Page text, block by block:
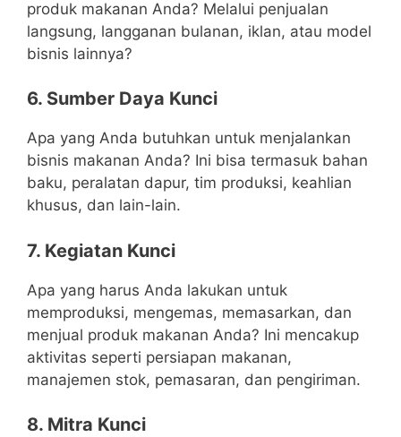
produk makanan Anda? Melalui penjualan
langsung, langganan bulanan, iklan, atau model
bisnis lainnya?
6. Sumber Daya Kunci
Apa yang Anda butuhkan untuk menjalankan
bisnis makanan Anda? Ini bisa termasuk bahan
baku, peralatan dapur, tim produksi, keahlian
khusus, dan lain-lain.
7. Kegiatan Kunci
Apa yang harus Anda lakukan untuk
memproduksi, mengemas, memasarkan, dan
menjual produk makanan Anda? Ini mencakup
aktivitas seperti persiapan makanan,
manajemen stok, pemasaran, dan pengiriman.
8. Mitra Kunci